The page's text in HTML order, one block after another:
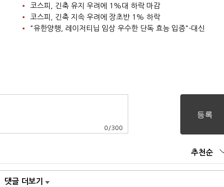
코스피, 긴축 유지 우려에 1%대 하락 마감
코스피, 긴축 지속 우려에 장초반 1% 하락
"유한양행, 레이저티닙 임상 우수한 단독 효능 입증"-대신
0 /300
추천순
댓글 더보기